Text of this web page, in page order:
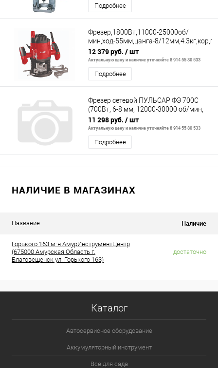
Подробнее
Фрезер,1800Вт,11000-25000об/
мин,ход-55мм,цанга-8/12мм,4.3кг,кор,пл
пуск,электр.стаб-ия,подсв,направл
12 379 руб. / шт
Актуальную цену и наличие уточняйте 8 914 55 80 533
Подробнее
Фрезер сетевой ПУЛЬСАР ФЭ 700C
(700Вт, 6-8 мм, 12000-30000 об/мин,
сумка, 1,5 кг) + насадки фрезерна
11 298 руб. / шт
Актуальную цену и наличие уточняйте 8 914 55 80 533
Подробнее
НАЛИЧИЕ В МАГАЗИНАХ
Название Наличие
Горького 163 м-н АмурИнструментЦентр
(675000 Амурская Область г.
Благовещенск ул. Горького 163)
достаточно
Каталог
Автосервисное оборудование
Аккумуляторный инструмент
Все для сада